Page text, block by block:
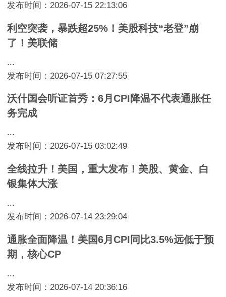
发布时间：2026-07-15 22:13:06
利空突袭，暴跌超25%！美股科技“老登”崩
了！美联储
...
发布时间：2026-07-15 07:27:55
沃什国会听证首秀：6月CPI降温不代表通胀任
务完成
...
发布时间：2026-07-15 03:02:49
全线拉升！美国，重大发布！美股、黄金、白
银集体大涨
...
发布时间：2026-07-14 23:29:04
通胀全面降温！美国6月CPI同比3.5%远低于预
期，核心CP
...
发布时间：2026-07-14 20:36:16